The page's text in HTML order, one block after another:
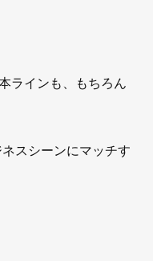
ラインも、もちろん
スシーンにマッチす